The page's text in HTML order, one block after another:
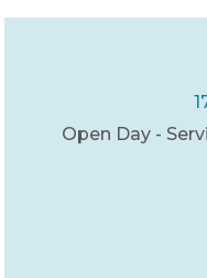
Open Day -